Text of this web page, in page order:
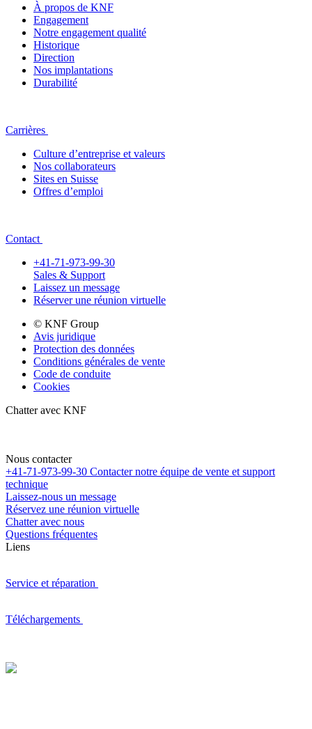
À propos de KNF
Engagement
Notre engagement qualité
Historique
Direction
Nos implantations
Durabilité
Carrières
Culture d’entreprise et valeurs
Nos collaborateurs
Sites en Suisse
Offres d’emploi
Contact
+41-71-973-99-30
Sales & Support
Laissez un message
Réserver une réunion virtuelle
© KNF Group
Avis juridique
Protection des données
Conditions générales de vente
Code de conduite
Cookies
Chatter avec KNF
Nous contacter
+41-71-973-99-30 Contacter notre équipe de vente et support
technique
Laissez-nous un message
Réservez une réunion virtuelle
Chatter avec nous
Questions fréquentes
Liens
Service et réparation
Téléchargements